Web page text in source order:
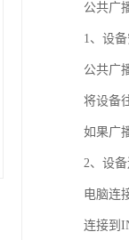
公共广
1、设备
公共广
将设备
如果广
2、设备
电脑连
连接到